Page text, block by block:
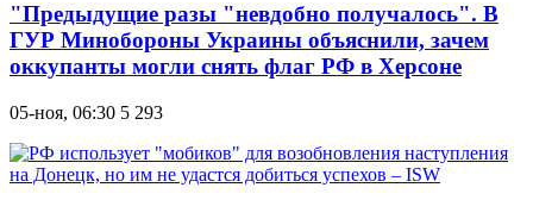
"Предыдущие разы "невдобно получалось". В
ГУР Минобороны Украины объяснили, зачем
оккупанты могли снять флаг РФ в Херсоне
05-ноя, 06:30 5 293